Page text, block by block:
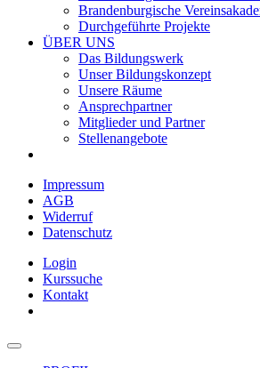
Brandenburgische
Durchgeführte Projekte
ÜBER UNS
Das Bildungswerk
Unser Bildungskonzept
Unsere Räume
Ansprechpartner
Mitglieder und Partner
Stellenangebote
Impressum
AGB
Widerruf
Datenschutz
Login
Kurssuche
Kontakt